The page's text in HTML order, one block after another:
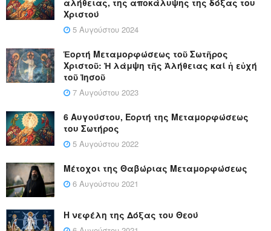
Χριστού
5 Αυγούστου 2024
Ἑορτή Μεταμορφώσεως τοῦ Σωτῆρος
Χριστοῦ: Ἡ λάμψη τῆς Ἀλήθειας καί ἡ εὐχή
τοῦ Ἰησοῦ
7 Αυγούστου 2023
6 Αυγούστου, Εορτή της Μεταμορφώσεως
του Σωτήρος
5 Αυγούστου 2022
Μέτοχοι της Θαβώριας Μεταμορφώσεως
6 Αυγούστου 2021
Η νεφέλη της Δόξας του Θεού